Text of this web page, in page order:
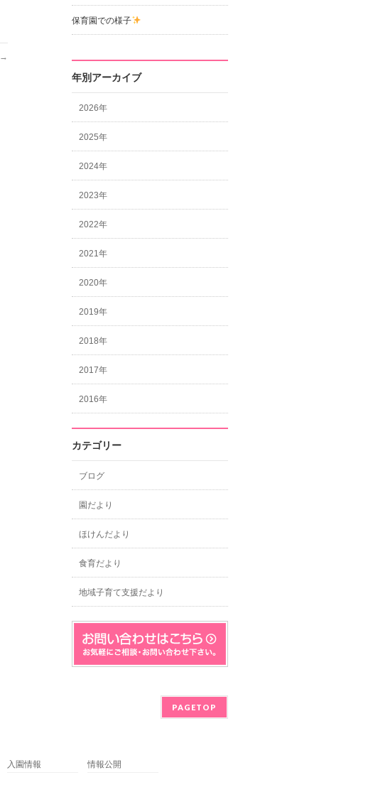
→
保育園での様子
年別アーカイブ
2026年
2025年
2024年
2023年
2022年
2021年
2020年
2019年
2018年
2017年
2016年
カテゴリー
ブログ
園だより
ほけんだより
食育だより
地域子育て支援だより
PAGETOP
入園情報 情報公開